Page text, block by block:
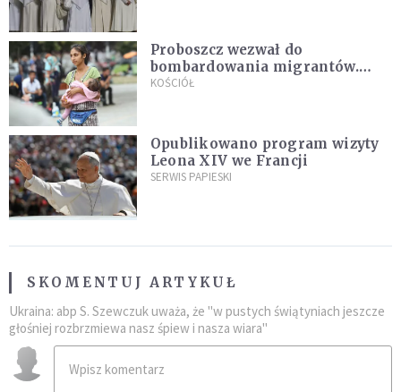
Proboszcz wezwał do
bombardowania migrantów.
"Masowy ogień przeciwko
KOŚCIÓŁ
Opublikowano program wizyty
Leona XIV we Francji
SERWIS PAPIESKI
SKOMENTUJ ARTYKUŁ
Ukraina: abp S. Szewczuk uważa, że "w pustych świątyniach jeszcze
głośniej rozbrzmiewa nasz śpiew i nasza wiara"